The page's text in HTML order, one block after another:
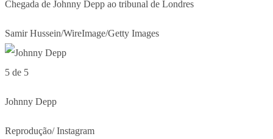
Chegada de Johnny Depp ao tribunal de Londres
Samir Hussein/WireImage/Getty Images
5 de 5
Johnny Depp
Reprodução/ Instagram